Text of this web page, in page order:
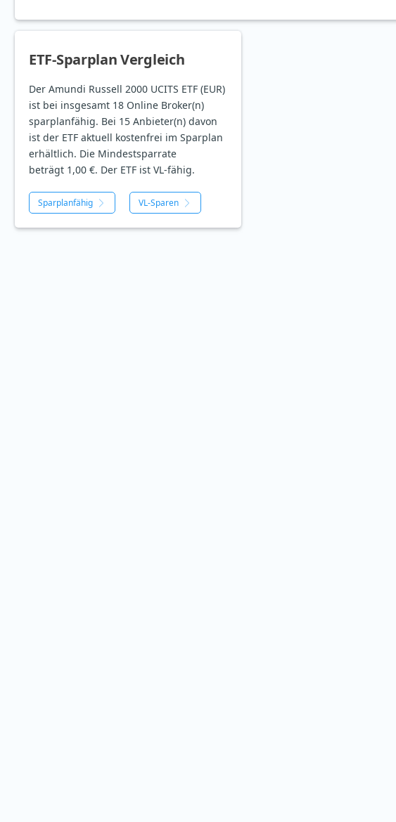
ETF-Sparplan Vergleich
Der Amundi Russell 2000 UCITS ETF (EUR)
ist bei insgesamt 18 Online Broker(n)
sparplanfähig. Bei 15 Anbieter(n) davon
ist der ETF aktuell kostenfrei im Sparplan
erhältlich. Die Mindestsparrate
beträgt 1,00 €. Der ETF ist VL-fähig.
Sparplanfähig VL-Sparen